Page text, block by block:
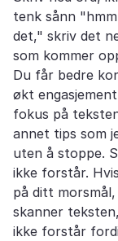
tenk sånn
det," skriv det
som kommer
Du får bedre
økt
fokus på
annet tips som
uten å stoppe.
ikke forstår.
på ditt
skanner
ikke forstår